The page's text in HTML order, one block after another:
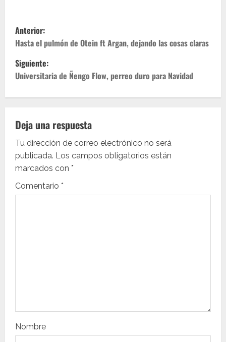
N
a
v
a
c
i
ó
t
Anterior:
Hasta el pulmón de Otein ft Argan, dejando las cosas claras
Siguiente:
Universitaria de Ñengo Flow, perreo duro para Navidad
Deja una respuesta
Tu dirección de correo electrónico no será
publicada. Los campos obligatorios están
marcados con *
Comentario *
Nombre